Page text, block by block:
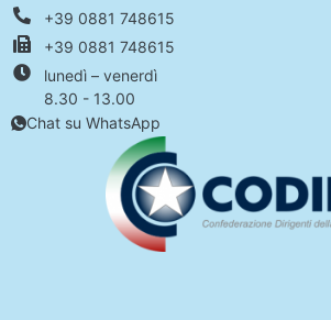
+39 0881 748615
+39 0881 748615
lunedì – venerdì
8.30 - 13.00
Chat su WhatsApp